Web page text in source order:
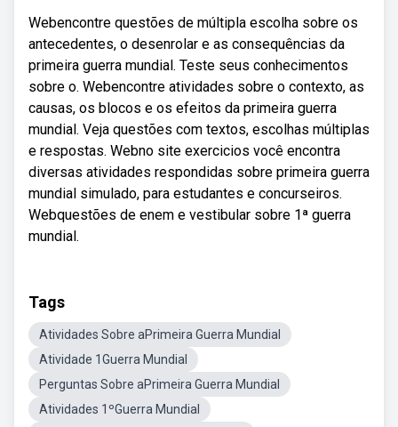
Webencontre questões de múltipla escolha sobre os
antecedentes, o desenrolar e as consequências da
primeira guerra mundial. Teste seus conhecimentos
sobre o. Webencontre atividades sobre o contexto, as
causas, os blocos e os efeitos da primeira guerra
mundial. Veja questões com textos, escolhas múltiplas
e respostas. Webno site exercicios você encontra
diversas atividades respondidas sobre primeira guerra
mundial simulado, para estudantes e concurseiros.
Webquestões de enem e vestibular sobre 1ª guerra
mundial.
Tags
Atividades Sobre aPrimeira Guerra Mundial
Atividade 1Guerra Mundial
Perguntas Sobre aPrimeira Guerra Mundial
Atividades 1ºGuerra Mundial